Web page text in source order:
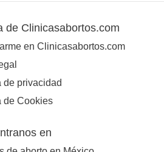
de Clinicasabortos.com
en Clinicasabortos.com
de privacidad
de Cookies
en